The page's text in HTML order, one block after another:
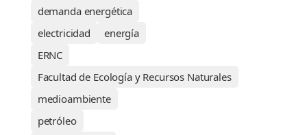
demanda energética
electricidad
energía
ERNC
Facultad de Ecología y Recursos Naturales
medioambiente
petróleo